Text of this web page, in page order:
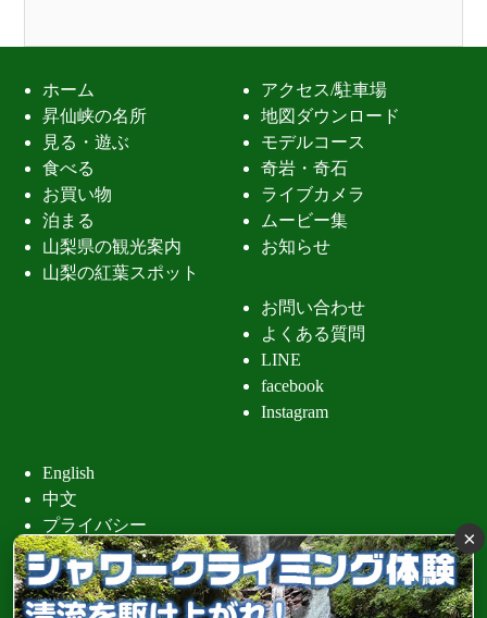
ホーム
昇仙峡の名所
見る・遊ぶ
食べる
お買い物
泊まる
山梨県の観光案内
山梨の紅葉スポット
アクセス/駐車場
地図ダウンロード
モデルコース
奇岩・奇石
ライブカメラ
ムービー集
お知らせ
お問い合わせ
よくある質問
LINE
facebook
Instagram
English
中文
プライバシー
昇仙峡 清
×